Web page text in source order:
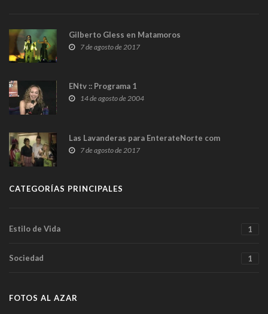
Gilberto Gless en Matamoros
7 de agosto de 2017
ENtv :: Programa 1
14 de agosto de 2004
Las Lavanderas para EnterateNorte com
7 de agosto de 2017
CATEGORÍAS PRINCIPALES
Estilo de Vida 1
Sociedad 1
FOTOS AL AZAR